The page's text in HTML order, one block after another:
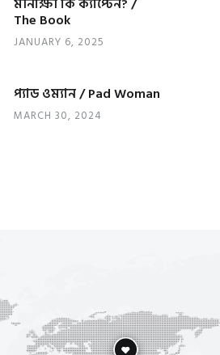
The Book
JANUARY 6, 2025
প্যাড ওম্যান / Pad Woman
MARCH 30, 2024